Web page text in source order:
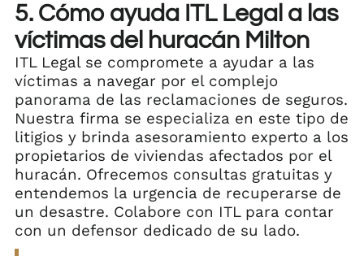
5. Cómo ayuda ITL Legal a las
víctimas del huracán Milton
ITL Legal se compromete a ayudar a las
víctimas a navegar por el complejo
panorama de las reclamaciones de seguros.
Nuestra firma se especializa en este tipo de
litigios y brinda asesoramiento experto a los
propietarios de viviendas afectados por el
huracán. Ofrecemos consultas gratuitas y
entendemos la urgencia de recuperarse de
un desastre. Colabore con ITL para contar
con un defensor dedicado de su lado.